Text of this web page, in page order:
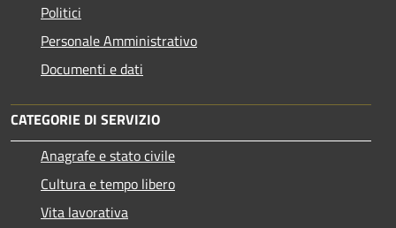
Politici
Personale Amministrativo
Documenti e dati
CATEGORIE DI SERVIZIO
Anagrafe e stato civile
Cultura e tempo libero
Vita lavorativa